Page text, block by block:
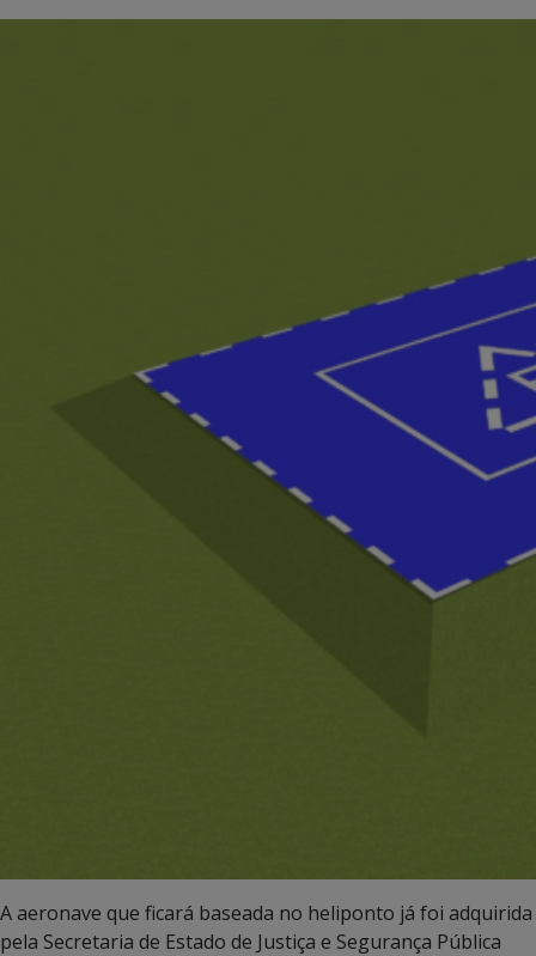
A aeronave que ficará baseada no heliponto já foi adquirida
pela Secretaria de Estado de Justiça e Segurança Pública